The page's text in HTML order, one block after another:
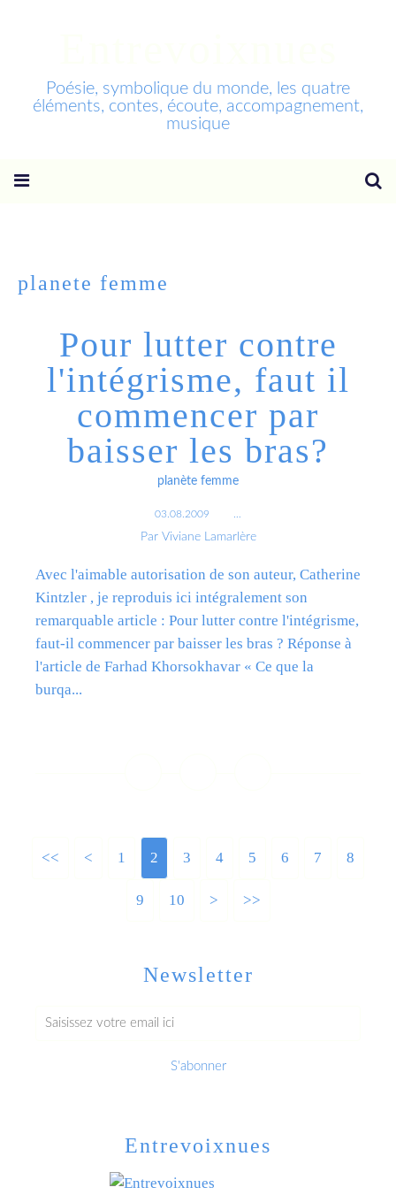
Poésie, symbolique du monde, les quatre
éléments, contes, écoute, accompagnement,
musique
planete femme
Pour lutter contre
l'intégrisme, faut il
commencer par
baisser les bras?
planète femme
03.08.2009
Par Viviane Lamarlère
Avec l'aimable autorisation de son auteur, Catherine
Kintzler , je reproduis ici intégralement son
remarquable article : Pour lutter contre l'intégrisme,
faut-il commencer par baisser les bras ? Réponse à
l'article de Farhad Khorsokhavar « Ce que la
burqa...
<< < 1 2 3 4 5 6 7 8
9 10 > >>
Newsletter
Entrevoixnues